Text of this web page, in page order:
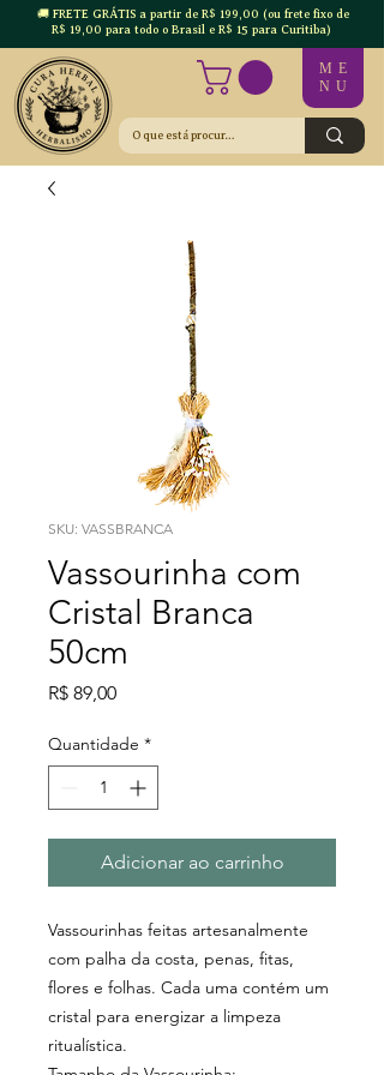
🚚 FRETE GRÁTIS a partir de R$ 199,00 (ou frete fixo de
R$ 19,00 para todo o Brasil e R$ 15 para Curitiba)
ME
NU
SKU: VASSBRANCA
Vassourinha com
Cristal Branca
50cm
R$ 89,00Preço
Quantidade *
Adicionar ao carrinho
Vassourinhas feitas artesanalmente
com palha da costa, penas, fitas,
flores e folhas. Cada uma contém um
cristal para energizar a limpeza
ritualística.